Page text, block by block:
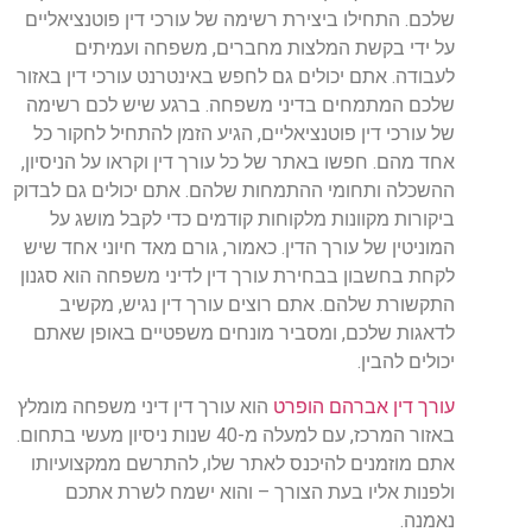
שלכם. התחילו ביצירת רשימה של עורכי דין פוטנציאליים
על ידי בקשת המלצות מחברים, משפחה ועמיתים
לעבודה. אתם יכולים גם לחפש באינטרנט עורכי דין באזור
שלכם המתמחים בדיני משפחה. ברגע שיש לכם רשימה
של עורכי דין פוטנציאליים, הגיע הזמן להתחיל לחקור כל
אחד מהם. חפשו באתר של כל עורך דין וקראו על הניסיון,
ההשכלה ותחומי ההתמחות שלהם. אתם יכולים גם לבדוק
ביקורות מקוונות מלקוחות קודמים כדי לקבל מושג על
המוניטין של עורך הדין. כאמור, גורם מאד חיוני אחד שיש
לקחת בחשבון בבחירת עורך דין לדיני משפחה הוא סגנון
התקשורת שלהם. אתם רוצים עורך דין נגיש, מקשיב
לדאגות שלכם, ומסביר מונחים משפטיים באופן שאתם
יכולים להבין.
עורך דין אברהם הופרט הוא עורך דין דיני משפחה מומלץ
באזור המרכז, עם למעלה מ-40 שנות ניסיון מעשי בתחום.
אתם מוזמנים להיכנס לאתר שלו, להתרשם ממקצועיותו
ולפנות אליו בעת הצורך – והוא ישמח לשרת אתכם
נאמנה.